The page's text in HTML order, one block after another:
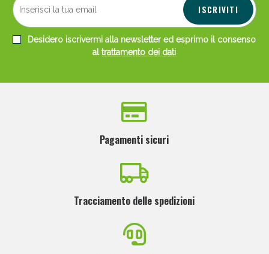
ISCRIVITI
Desidero iscrivermi alla newsletter ed esprimo il consenso
altrattamento dei dati
Pagamenti sicuri
Tracciamento delle spedizioni